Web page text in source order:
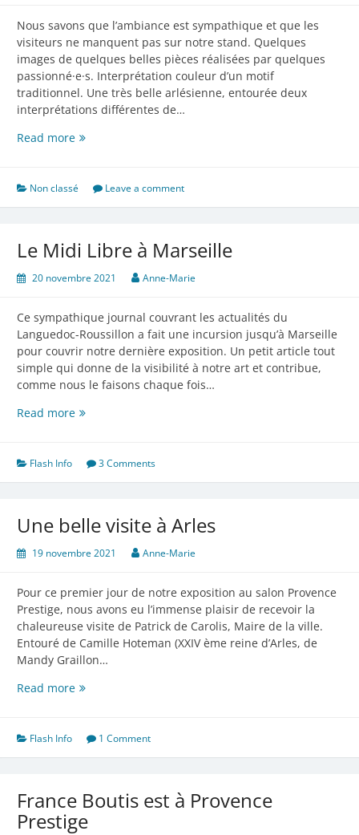
Nous savons que l’ambiance est sympathique et que les
visiteurs ne manquent pas sur notre stand. Quelques
images de quelques belles pièces réalisées par quelques
passionné·e·s. Interprétation couleur d’un motif
traditionnel. Une très belle arlésienne, entourée deux
interprétations différentes de…
Read moreToujours
Non classé Leave a comment
Le Midi Libre à Marseille
20 novembre 2021 Anne-Marie
Ce sympathique journal couvrant les actualités du
Languedoc-Roussillon a fait une incursion jusqu’à Marseille
pour couvrir notre dernière exposition. Un petit article tout
simple qui donne de la visibilité à notre art et contribue,
comme nous le faisons chaque fois…
Read moreLe
Marseille
Flash Info 3 Comments
Une belle visite à Arles
19 novembre 2021 Anne-Marie
Pour ce premier jour de notre exposition au salon Provence
Prestige, nous avons eu l’immense plaisir de recevoir la
chaleureuse visite de Patrick de Carolis, Maire de la ville.
Entouré de Camille Hoteman (XXIV ème reine d’Arles, de
Mandy Graillon…
Read moreUne
Arles
Flash Info 1 Comment
France Boutis est à Provence
Prestige